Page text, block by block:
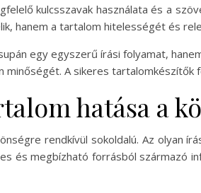
kulcsszavak használata és a
hanem a tartalom hitelességét és
egy egyszerű írási folyamat,
A sikeres
hatása a
rendkívül sokoldalú. Az olyan
és megbízható forrásból származó